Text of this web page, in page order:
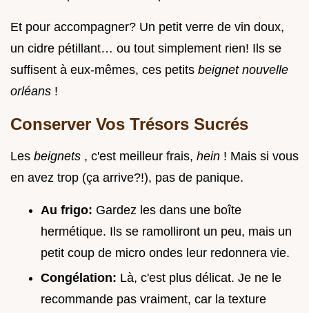
Et pour accompagner? Un petit verre de vin doux,
un cidre pétillant… ou tout simplement rien! Ils se
suffisent à eux-mêmes, ces petits beignet nouvelle
orléans !
Conserver Vos Trésors Sucrés
Les beignets , c'est meilleur frais, hein ! Mais si vous
en avez trop (ça arrive?!), pas de panique.
Au frigo: Gardez les dans une boîte
hermétique. Ils se ramolliront un peu, mais un
petit coup de micro ondes leur redonnera vie.
Congélation: Là, c'est plus délicat. Je ne le
recommande pas vraiment, car la texture